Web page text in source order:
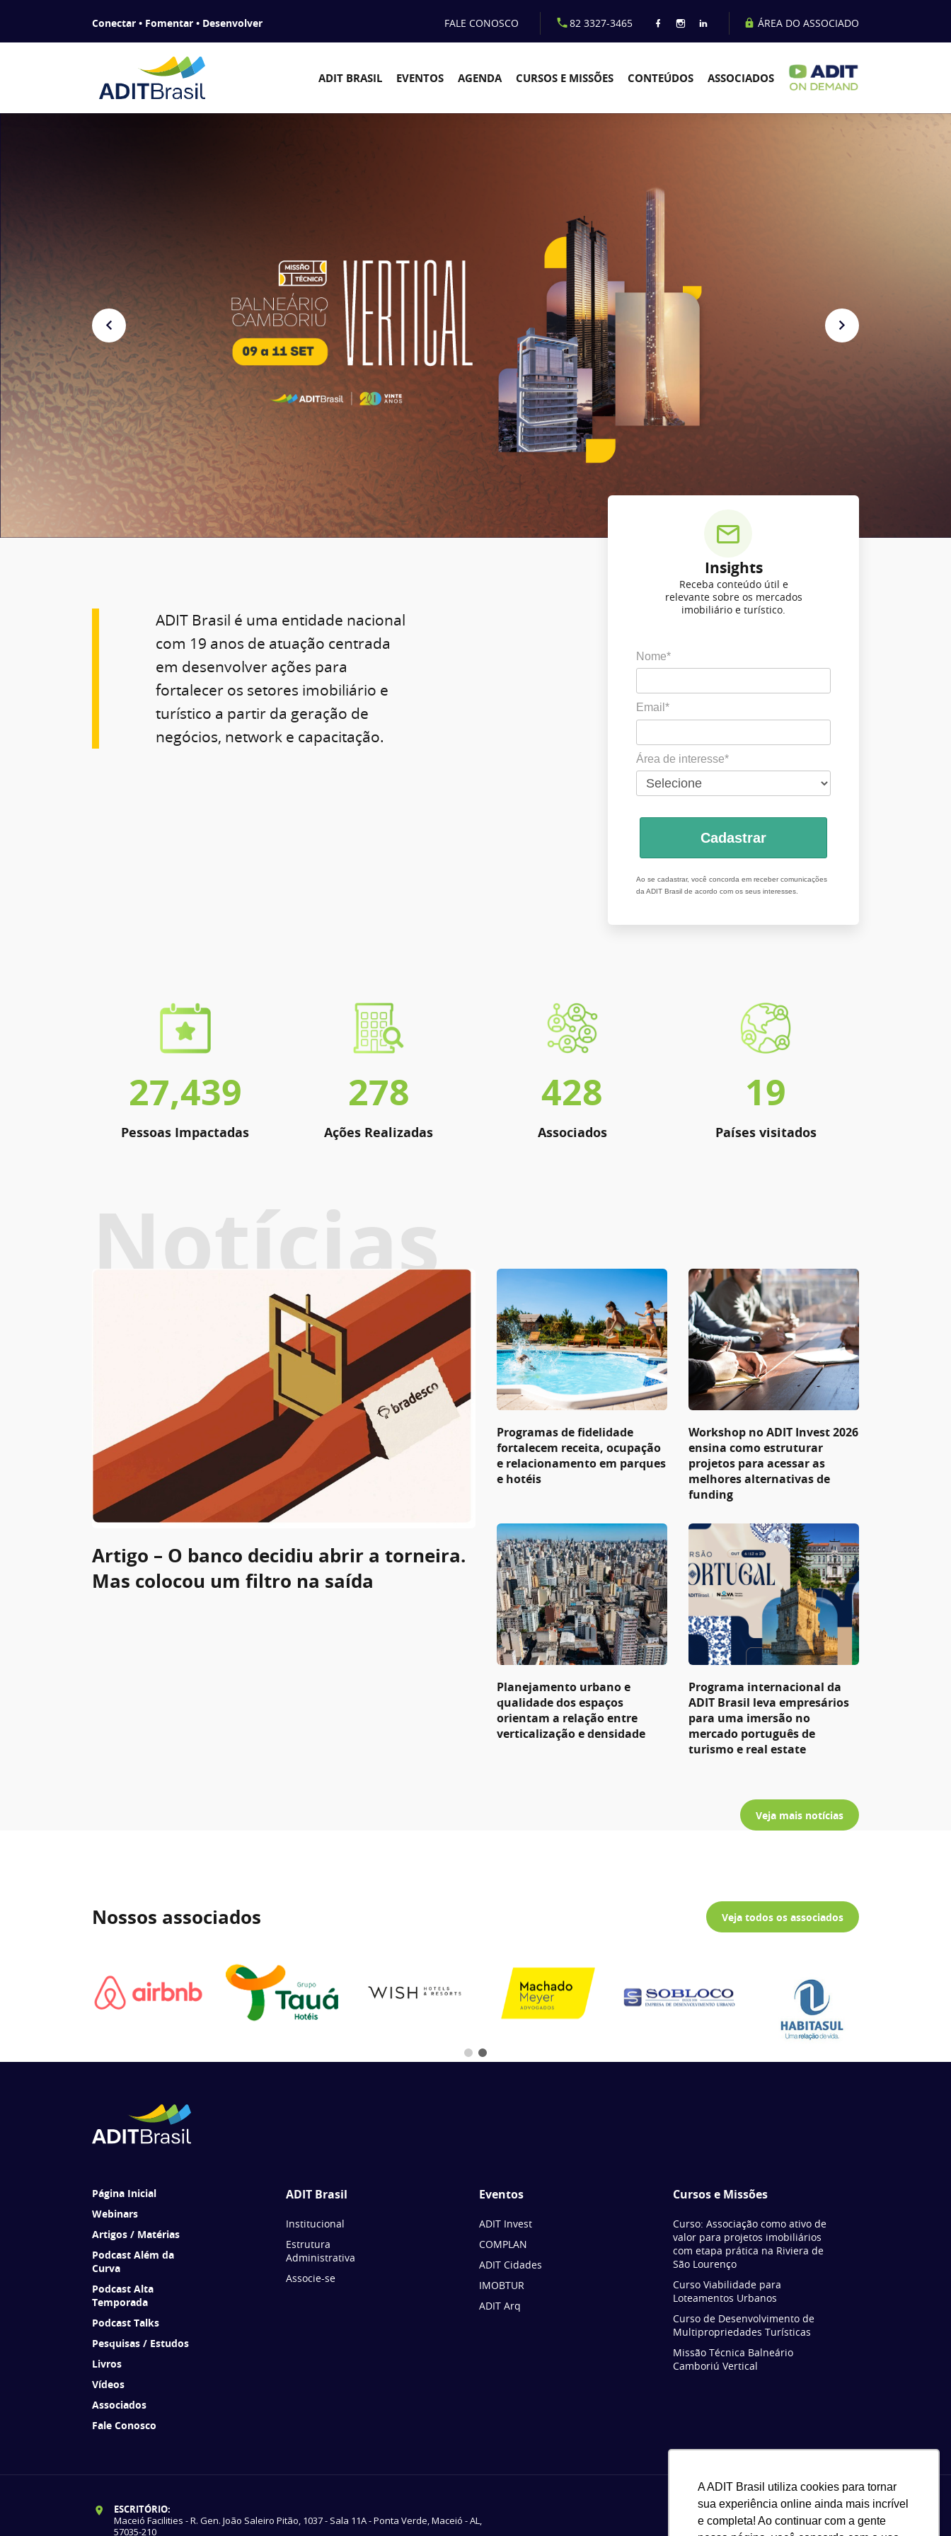
A ADIT Brasil utiliza cookies para tornar
sua experiência online ainda mais incrível
e completa! Ao continuar com a gente
Conectar • Fomentar • Desenvolver FALE CONOSCO 82 3327-3465 ÁREA DO ASSOCIADO
ADIT BRASIL EVENTOS AGENDA CURSOS E MISSÕES CONTEÚDOS ASSOCIADOS
ADIT Brasil é uma entidade nacional
com 19 anos de atuação centrada
em desenvolver ações para
fortalecer os setores imobiliário e
turístico a partir da geração de
negócios, network e capacitação.
Insights
Receba conteúdo útil e
relevante sobre os mercados
imobiliário e turístico.
Nome*
Email*
Área de interesse*
Cadastrar
Ao se cadastrar, você concorda em receber comunicações
da ADIT Brasil de acordo com os seus interesses.
27,439
Pessoas Impactadas
278
Ações Realizadas
428
Associados
19
Países visitados
Notícias
Artigo – O banco decidiu abrir a torneira.
Mas colocou um filtro na saída
Programas de fidelidade
fortalecem receita, ocupação
e relacionamento em parques
e hotéis
Workshop no ADIT Invest 2026
ensina como estruturar
projetos para acessar as
melhores alternativas de
funding
Planejamento urbano e
qualidade dos espaços
orientam a relação entre
verticalização e densidade
Programa internacional da
ADIT Brasil leva empresários
para uma imersão no
mercado português de
turismo e real estate
Veja mais notícias
Nossos associados Veja todos os associados
Página Inicial
Webinars
Artigos / Matérias
Podcast Além da
Curva
Podcast Alta
Temporada
Podcast Talks
Pesquisas / Estudos
Livros
Vídeos
Associados
Fale Conosco
ADIT Brasil
Institucional
Estrutura
Administrativa
Associe-se
Eventos
ADIT Invest
COMPLAN
ADIT Cidades
IMOBTUR
ADIT Arq
Cursos e Missões
Curso: Associação como ativo de
valor para projetos imobiliários
com etapa prática na Riviera de
São Lourenço
Curso Viabilidade para
Loteamentos Urbanos
Curso de Desenvolvimento de
Multipropriedades Turísticas
Missão Técnica Balneário
Camboriú Vertical
ESCRITÓRIO:
Maceió Facilities - R. Gen. João Saleiro Pitão, 1037 - Sala 11A - Ponta Verde, Maceió - AL,
57035-210